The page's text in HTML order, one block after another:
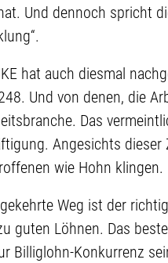
Und dennoch spricht
hat auch diesmal
Und von denen, die
Das
Angesichts
wie Hohn klingen.
Weg ist der
guten Löhnen. Das
Billiglohn-Konkurrenz